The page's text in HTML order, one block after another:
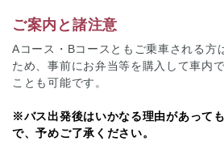
ご案内と諸注意
Aコース・Bコースともご乗車される方
ため、事前にお弁当等を購入して車内
ことも可能です。
※バス出発後はいかなる理由があって
で、予めご了承ください。